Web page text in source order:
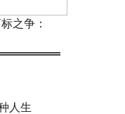
之争：
人生